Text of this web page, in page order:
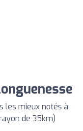
les mieux notés à
de 35km)